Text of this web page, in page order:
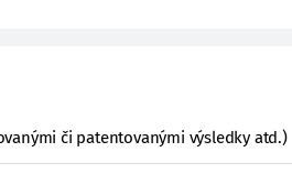
či patentovanými výsledky atd.)